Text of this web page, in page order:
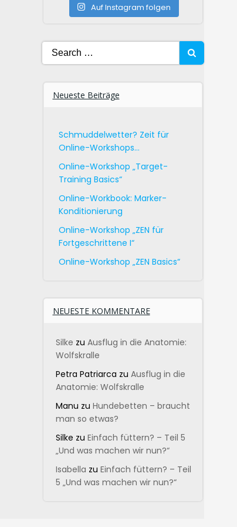
Auf Instagram folgen
Search
for:
Neueste Beiträge
Schmuddelwetter? Zeit für
Online-Workshops…
Online-Workshop „Target-
Training Basics“
Online-Workbook: Marker-
Konditionierung
Online-Workshop „ZEN für
Fortgeschrittene I“
Online-Workshop „ZEN Basics“
NEUESTE KOMMENTARE
Silke zu Ausflug in die Anatomie:
Wolfskralle
Petra Patriarca zu Ausflug in die
Anatomie: Wolfskralle
Manu zu Hundebetten – braucht
man so etwas?
Silke zu Einfach füttern? – Teil 5
„Und was machen wir nun?“
Isabella zu Einfach füttern? – Teil
5 „Und was machen wir nun?“